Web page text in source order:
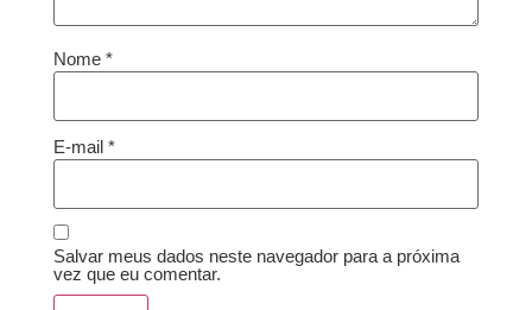
Nome *
E-mail *
Salvar meus dados neste navegador para a próxima
vez que eu comentar.